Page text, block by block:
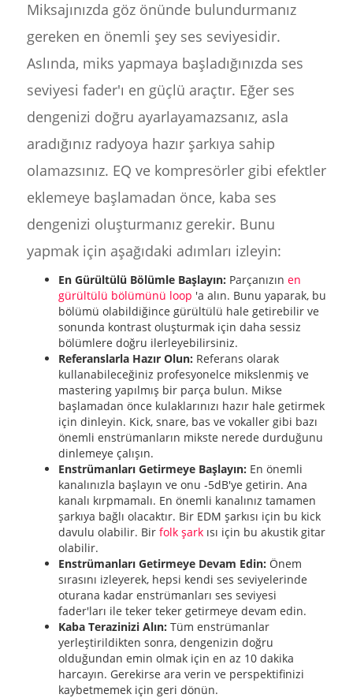
Miksajınızda göz önünde bulundurmanız
gereken en önemli şey ses seviyesidir.
Aslında, miks yapmaya başladığınızda ses
seviyesi fader'ı en güçlü araçtır. Eğer ses
dengenizi doğru ayarlayamazsanız, asla
aradığınız radyoya hazır şarkıya sahip
olamazsınız. EQ ve kompresörler gibi efektler
eklemeye başlamadan önce, kaba ses
dengenizi oluşturmanız gerekir. Bunu
yapmak için aşağıdaki adımları izleyin:
En Gürültülü Bölümle Başlayın: Parçanızın en
gürültülü bölümünü loop 'a alın. Bunu yaparak, bu
bölümü olabildiğince gürültülü hale getirebilir ve
sonunda kontrast oluşturmak için daha sessiz
bölümlere doğru ilerleyebilirsiniz.
Referanslarla Hazır Olun: Referans olarak
kullanabileceğiniz profesyonelce mikslenmiş ve
mastering yapılmış bir parça bulun. Mikse
başlamadan önce kulaklarınızı hazır hale getirmek
için dinleyin. Kick, snare, bas ve vokaller gibi bazı
önemli enstrümanların mikste nerede durduğunu
dinlemeye çalışın.
Enstrümanları Getirmeye Başlayın: En önemli
kanalınızla başlayın ve onu -5dB'ye getirin. Ana
kanalı kırpmamalı. En önemli kanalınız tamamen
şarkıya bağlı olacaktır. Bir EDM şarkısı için bu kick
davulu olabilir. Bir folk şarkısı için bu akustik gitar
olabilir.
Enstrümanları Getirmeye Devam Edin: Önem
sırasını izleyerek, hepsi kendi ses seviyelerinde
oturana kadar enstrümanları ses seviyesi
fader'ları ile teker teker getirmeye devam edin.
Kaba Terazinizi Alın: Tüm enstrümanlar
yerleştirildikten sonra, dengenizin doğru
olduğundan emin olmak için en az 10 dakika
harcayın. Gerekirse ara verin ve perspektifinizi
kaybetmemek için geri dönün.